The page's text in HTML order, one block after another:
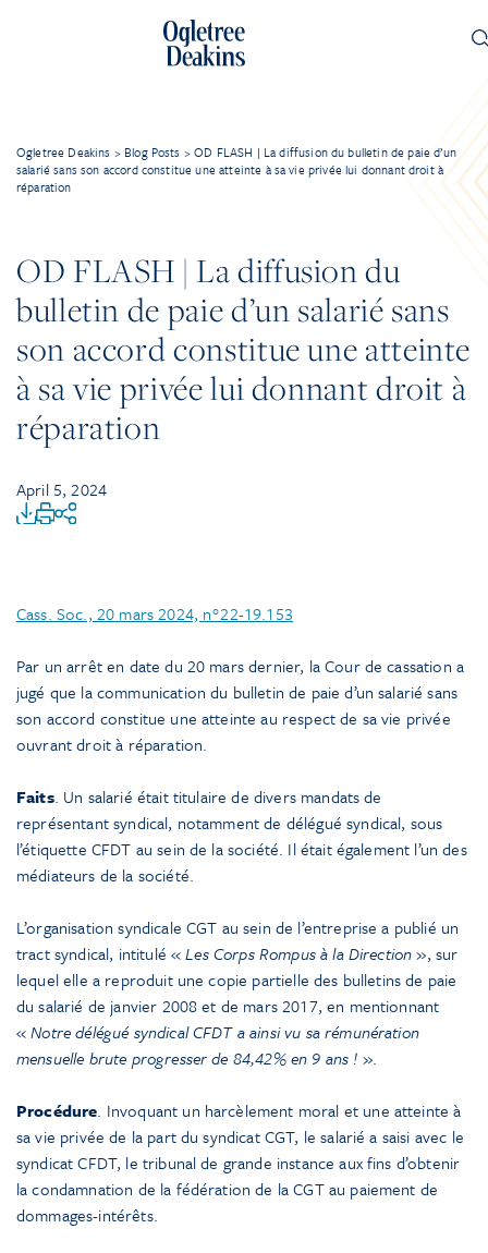
Ogletree Deakins > Blog Posts >OD FLASH | La diffusion du bulletin de paie d’un
salarié sans son accord constitue une atteinte à sa vie privée lui donnant droit à
réparation
OD FLASH | La diffusion du
bulletin de paie d’un salarié sans
son accord constitue une atteinte
à sa vie privée lui donnant droit à
réparation
April 5, 2024
Cass. Soc., 20 mars 2024, n°22-19.153
Par un arrêt en date du 20 mars dernier, la Cour de cassation a
jugé que la communication du bulletin de paie d’un salarié sans
son accord constitue une atteinte au respect de sa vie privée
ouvrant droit à réparation.
Faits. Un salarié était titulaire de divers mandats de
représentant syndical, notamment de délégué syndical, sous
l’étiquette CFDT au sein de la société. Il était également l’un des
médiateurs de la société.
L’organisation syndicale CGT au sein de l’entreprise a publié un
tract syndical, intitulé «Les Corps Rompus à la Direction», sur
lequel elle a reproduit une copie partielle des bulletins de paie
du salarié de janvier 2008 et de mars 2017, en mentionnant
«Notre délégué syndical CFDT a ainsi vu sa rémunération
mensuelle brute progresser de 84,42% en 9 ans ! ».
Procédure. Invoquant un harcèlement moral et une atteinte à
sa vie privée de la part du syndicat CGT, le salarié a saisi avec le
syndicat CFDT, le tribunal de grande instance aux fins d’obtenir
la condamnation de la fédération de la CGT au paiement de
dommages-intérêts.